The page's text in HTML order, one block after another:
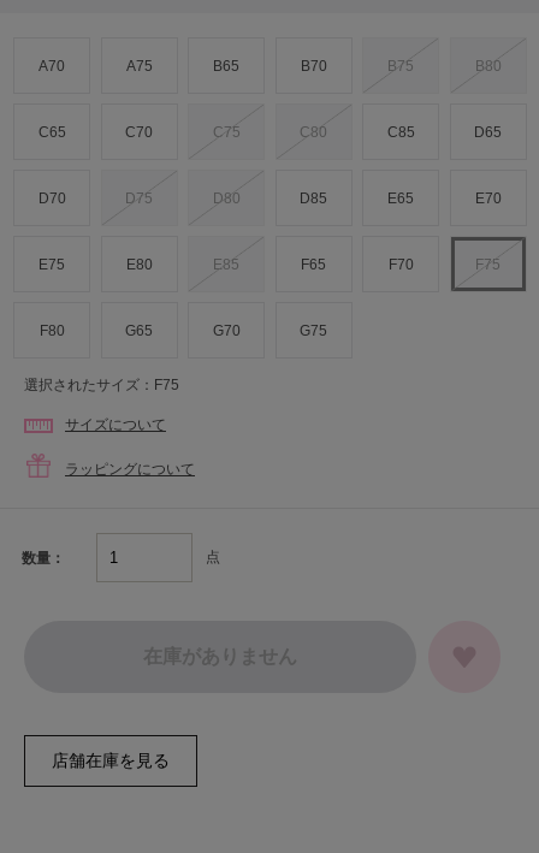
A70 A75 B65 B70 B75 B80
C65 C70 C75 C80 C85 D65
D70 D75 D80 D85 E65 E70
E75 E80 E85 F65 F70 F75
F80 G65 G70 G75
選択されたサイズ：F75
サイズについて
ラッピングについて
数量： 点
在庫がありません